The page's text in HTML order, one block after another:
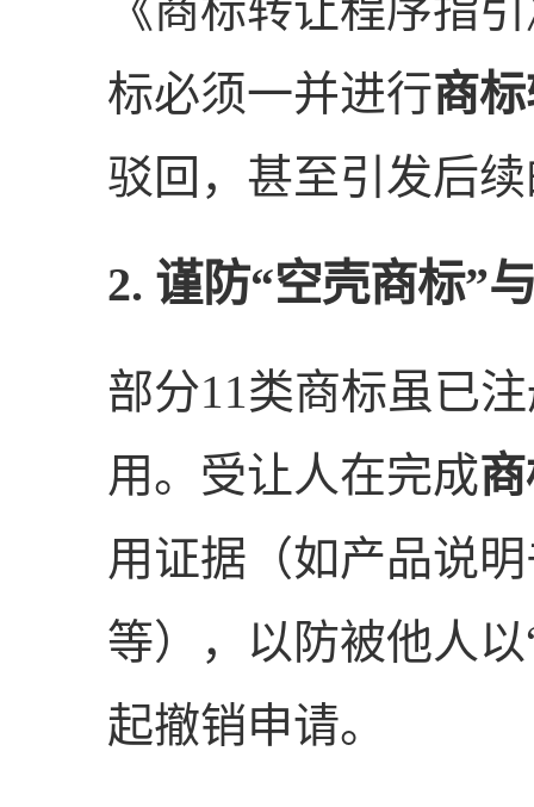
《商标转让程序指
标必须一并进行商
驳回，甚至引发后
2. 谨防“空壳商标”
部分11类商标虽已
用。受让人在完成
用证据（如产品说
等），以防被他人
起撤销申请。